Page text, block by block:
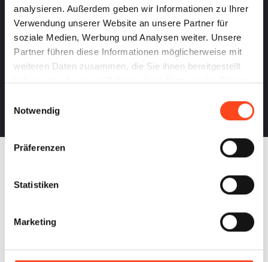
analysieren. Außerdem geben wir Informationen zu Ihrer
Verwendung unserer Website an unsere Partner für
soziale Medien, Werbung und Analysen weiter. Unsere
Partner führen diese Informationen möglicherweise mit
weiteren Daten zusammen, die Sie ihnen bereitgestellt
haben oder die sie im Rahmen Ihrer Nutzung der Dienste
Notwendig
Präferenzen
Statistiken
Marketing